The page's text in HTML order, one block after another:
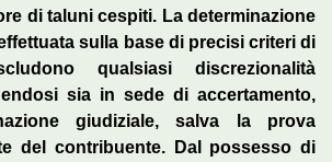
di taluni cespiti. La determinazione
sulla base di precisi criteri di
qualsiasi discrezionalità
sia in sede di accertamento,
giudiziale, salva la prova
del contribuente. Dal possesso di